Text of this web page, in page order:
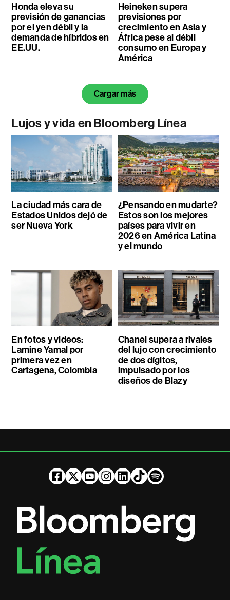
Honda eleva su
previsión de ganancias
por el yen débil y la
demanda de híbridos en
EE.UU.
Heineken supera
previsiones por
crecimiento en Asia y
África pese al débil
consumo en Europa y
América
Cargar más
Lujos y vida en Bloomberg Línea
La ciudad más cara de
Estados Unidos dejó de
ser Nueva York
¿Pensando en mudarte?
Estos son los mejores
países para vivir en
2026 en América Latina
y el mundo
En fotos y videos:
Lamine Yamal por
primera vez en
Cartagena, Colombia
Chanel supera a rivales
del lujo con crecimiento
de dos dígitos,
impulsado por los
diseños de Blazy